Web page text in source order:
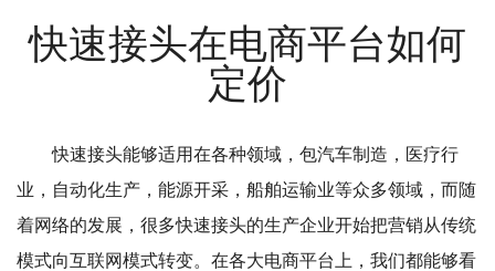
快速接头在电商平台如何
定价
快速接头能够适用在各种领域，包汽车制造，医疗行
业，自动化生产，能源开采，船舶运输业等众多领域，而随
着网络的发展，很多快速接头的生产企业开始把营销从传统
模式向互联网模式转变。在各大电商平台上，我们都能够看